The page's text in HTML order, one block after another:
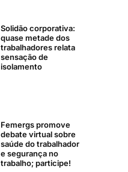
Solidão corporativa:
quase metade dos
trabalhadores relata
sensação de
isolamento
Femergs promove
debate virtual sobre
saúde do trabalhador
e segurança no
trabalho; participe!